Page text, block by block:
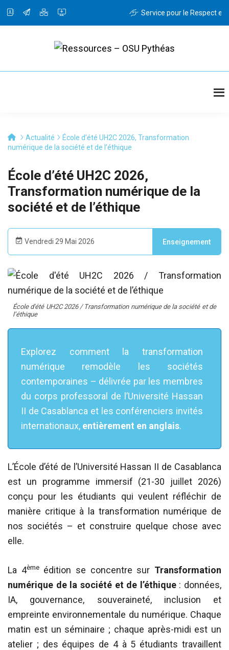
Passer
Service pour le Respect et
Ressources
OSU
Ressources
Actualité
École d’été UH2C 2026, Transformation
numérique de la société et de l’éthique
École d’été UH2C 2026,
Transformation numérique de la
société et de l’éthique
Vendredi 29 Mai 2026 Enseignement
École d'été UH2C 2026 / Transformation numérique de la société et de
l’éthique
Explorez comment la transformation
numérique remodèle les sociétés
contemporaines – délivrée par les membres
du corps professoral de l’Université Hassan
II de Casablanca et les conférenciers invités
internationaux, entièrement en anglais.
L’École d’été de l’Université Hassan II de Casablanca
est un programme immersif (21-30 juillet 2026)
conçu pour les étudiants qui veulent réfléchir de
manière critique à la transformation numérique de
nos sociétés – et construire quelque chose avec
elle.
La 4èmeédition se concentre sur Transformation
numérique de la société et de l’éthique : données,
IA, gouvernance, souveraineté, inclusion et
empreinte environnementale du numérique. Chaque
matin est un séminaire ; chaque après-midi est un
atelier ; des équipes de 4 à 5 étudiants travaillent